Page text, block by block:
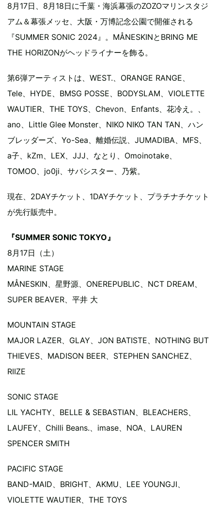
8月17日、8月18日に千葉・海浜幕張のZOZOマリンスタジ
アム＆幕張メッセ、大阪・万博記念公園で開催される
『SUMMER SONIC 2024』。MÅNESKINとBRING ME
THE HORIZONがヘッドライナーを飾る。
第6弾アーティストは、WEST.、ORANGE RANGE、
Tele、HYDE、BMSG POSSE、BODYSLAM、VIOLETTE
WAUTIER、THE TOYS、Chevon、Enfants、花冷え。、
ano、Little Glee Monster、NIKO NIKO TAN TAN、ハン
ブレッダーズ、Yo-Sea、離婚伝説、JUMADIBA、MFS、
a⼦、kZm、LEX、JJJ、なとり、Omoinotake、
TOMOO、jo0ji、サバシスター、乃紫。
現在、2DAYチケット、1DAYチケット、プラチナチケット
が先行販売中。
『SUMMER SONIC TOKYO』
8月17日（土）
MARINE STAGE
MÅNESKIN、星野源、ONEREPUBLIC、NCT DREAM、
SUPER BEAVER、平井 ⼤
MOUNTAIN STAGE
MAJOR LAZER、GLAY、JON BATISTE、NOTHING BUT
THIEVES、MADISON BEER、STEPHEN SANCHEZ、
RIIZE
SONIC STAGE
LIL YACHTY、BELLE & SEBASTIAN、BLEACHERS、
LAUFEY、Chilli Beans.、imase、NOA、LAUREN
SPENCER SMITH
PACIFIC STAGE
BAND-MAID、BRIGHT、AKMU、LEE YOUNGJI、
VIOLETTE WAUTIER、THE TOYS